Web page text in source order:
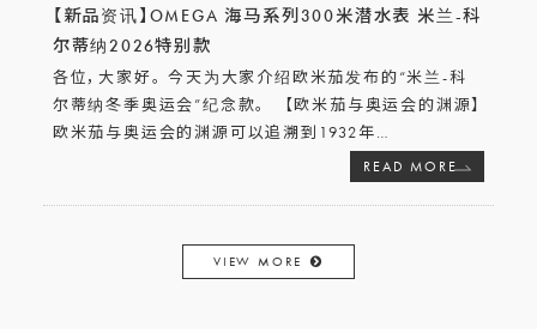
【新品资讯】OMEGA 海马系列300米潜水表 米兰-科
尔蒂纳2026特别款
各位，大家好。 今天为大家介绍欧米茄发布的“米兰-科
尔蒂纳冬季奥运会”纪念款。 【欧米茄与奥运会的渊源】
欧米茄与奥运会的渊源可以追溯到1932年…
READ MORE
VIEW MORE